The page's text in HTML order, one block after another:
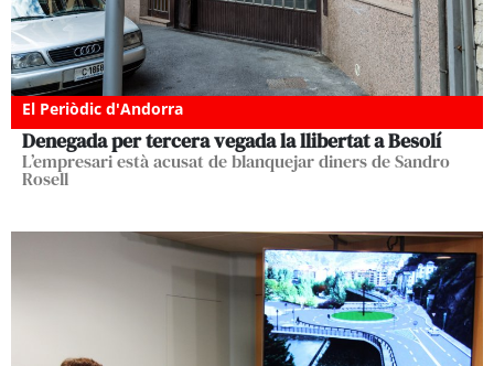
El Periòdic d'Andorra
Denegada per tercera vegada la llibertat a Besolí
L’empresari està acusat de blanquejar diners de Sandro
Rosell